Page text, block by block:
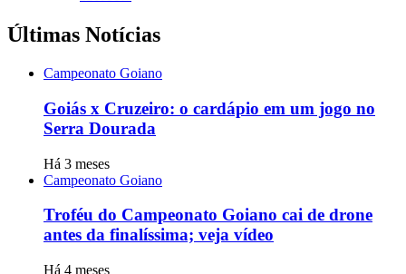
Últimas Notícias
Campeonato Goiano
Goiás x Cruzeiro: o cardápio em um jogo no
Serra Dourada
Há 3 meses
Campeonato Goiano
Troféu do Campeonato Goiano cai de drone
antes da finalíssima; veja vídeo
Há 4 meses